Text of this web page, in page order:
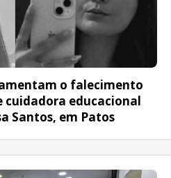
o falecimento
cuidadora educacional
Santos, em Patos